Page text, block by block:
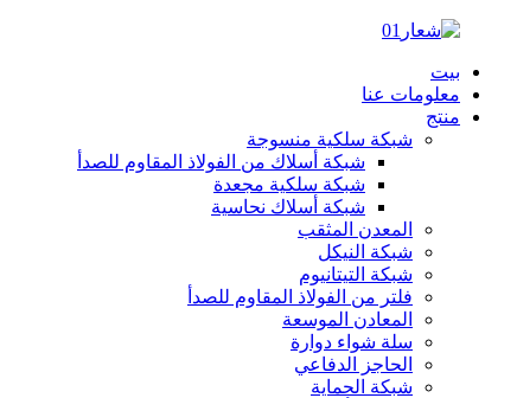
بيت
معلومات عنا
منتج
شبكة سلكية منسوجة
شبكة أسلاك من الفولاذ المقاوم للصدأ
شبكة سلكية مجعدة
شبكة أسلاك نحاسية
المعدن المثقب
شبكة النيكل
شبكة التيتانيوم
فلتر من الفولاذ المقاوم للصدأ
المعادن الموسعة
سلة شواء دوارة
الحاجز الدفاعي
شبكة الحماية